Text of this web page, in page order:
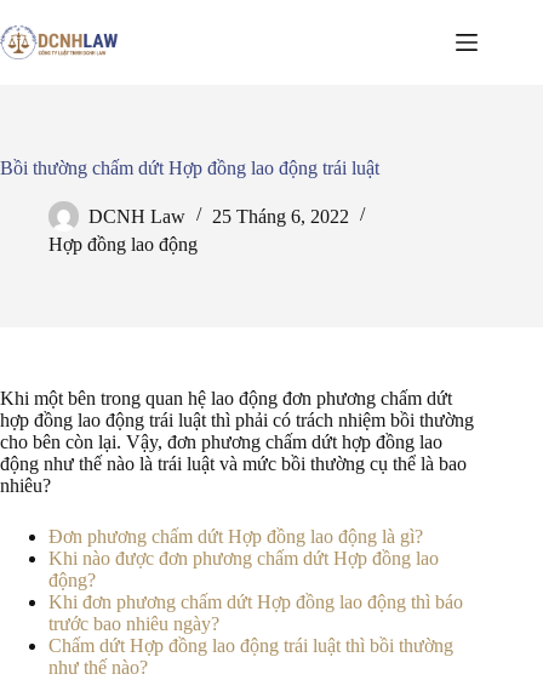
đến
phần
Bồi thường chấm dứt Hợp đồng lao động trái luật
DCNH Law
25 Tháng 6, 2022
Hợp đồng lao động
Khi một bên trong quan hệ lao động đơn phương chấm dứt
hợp đồng lao động trái luật thì phải có trách nhiệm bồi thường
cho bên còn lại. Vậy, đơn phương chấm dứt hợp đồng lao
động như thế nào là trái luật và mức bồi thường cụ thể là bao
nhiêu?
Đơn phương chấm dứt Hợp đồng lao động là gì?
Khi nào được đơn phương chấm dứt Hợp đồng lao
động?
Khi đơn phương chấm dứt Hợp đồng lao động thì báo
trước bao nhiêu ngày?
Chấm dứt Hợp đồng lao động trái luật thì bồi thường
như thế nào?